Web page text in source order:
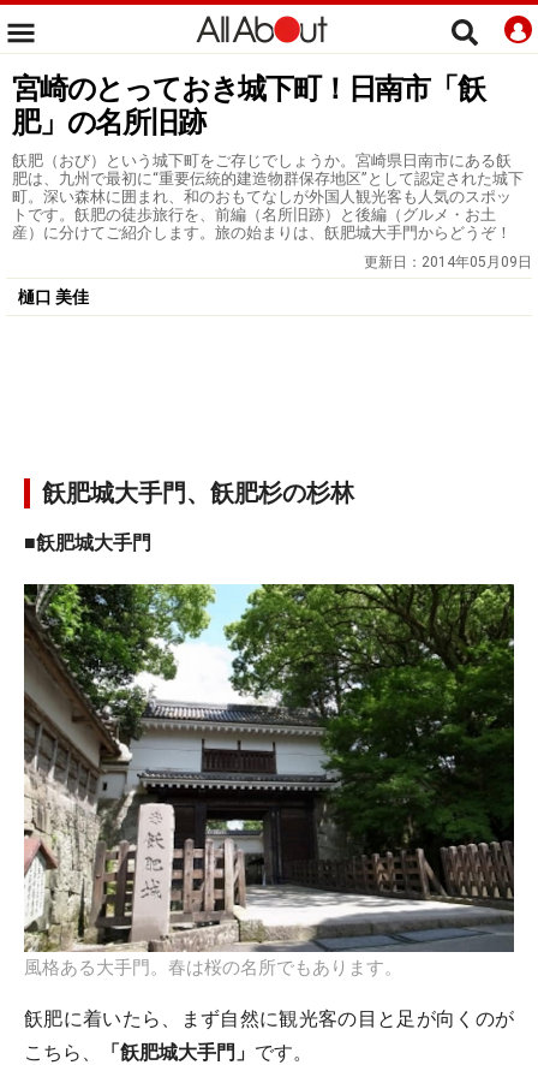
宮崎のとっておき城下町！日南市「飫
肥」の名所旧跡
飫肥（おび）という城下町をご存じでしょうか。宮崎県日南市にある飫
肥は、九州で最初に“重要伝統的建造物群保存地区”として認定された城下
町。深い森林に囲まれ、和のおもてなしが外国人観光客も人気のスポッ
トです。飫肥の徒歩旅行を、前編（名所旧跡）と後編（グルメ・お土
産）に分けてご紹介します。旅の始まりは、飫肥城大手門からどうぞ！
更新日： 2014年05月09日
樋口 美佳
飫肥城大手門、飫肥杉の杉林
■飫肥城大手門
風格ある大手門。春は桜の名所でもあります。
飫肥に着いたら、まず自然に観光客の目と足が向くのが
こちら、
「飫肥城大手門」 です。